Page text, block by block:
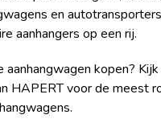
en
aanhangers op een rij.
kopen?
HAPERTvoor de meest